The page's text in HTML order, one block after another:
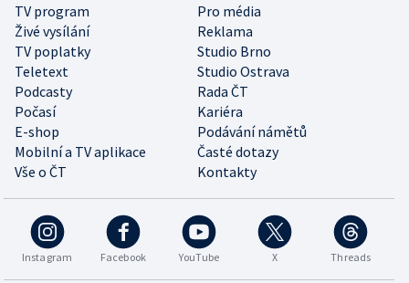
TV program
Pro média
Živé vysílání
Reklama
TV poplatky
Studio Brno
Teletext
Studio Ostrava
Podcasty
Rada ČT
Počasí
Kariéra
E-shop
Podávání námětů
Mobilní a TV aplikace
Časté dotazy
Vše o ČT
Kontakty
Instagram Facebook YouTube X Threads